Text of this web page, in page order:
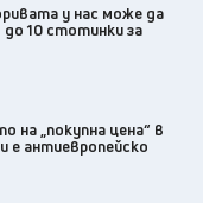
у нас може да
10 стотинки за
на „покупна цена“ в
е антиевропейско